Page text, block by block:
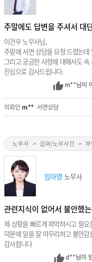
주말에도 답변을 주셔서 대
이건우 노무사님,
주말에 서면 상담을 요청 드렸는
그리고 궁금한 사항에 대해서도
진심으로 감사드립니다.
m**님이
의뢰인 m** 서면상담
노무사 > 급여/노무사건 >
임아영 노무사
관련지식이 없어서 불안했
제 상황을 빠르게 파악하시고 필
덕분에 일을 잘 마무리하고 불안
감사합니다
d**님이